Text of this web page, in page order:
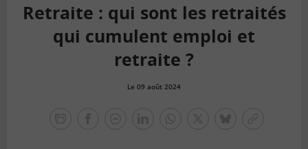
Retraite : qui sont les retraités
qui cumulent emploi et
retraite ?
Le 09 août 2024